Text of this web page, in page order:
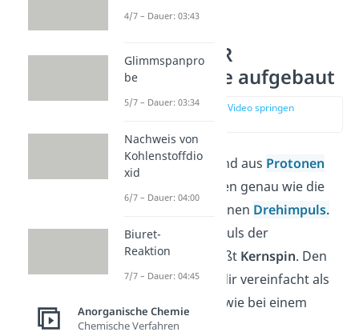
So ist die NMR
Spektroskopie aufgebaut
zur Stelle im Video springen
Atomkerne, bestehend aus Protonen
und Neutronen, haben genau wie die
Elektronen ebenso einen Drehimpuls.
Der Gesamtdrehimpuls der
Kernbestandteile heißt Kernspin. Den
Kernspin kannst du dir vereinfacht als
Drehung vorstellen: wie bei einem
Kreisel.
4/7 – Dauer: 03:43
Glimmspanpro
be
5/7 – Dauer: 03:34
Nachweis von
Kohlenstoffdio
xid
6/7 – Dauer: 04:00
Biuret-
Reaktion
7/7 – Dauer: 04:45
Anorganische Chemie
Chemische Verfahren